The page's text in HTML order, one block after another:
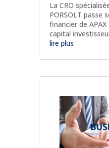
La CRO
PORSOLT passe
financier de APAX
capital
lire plus